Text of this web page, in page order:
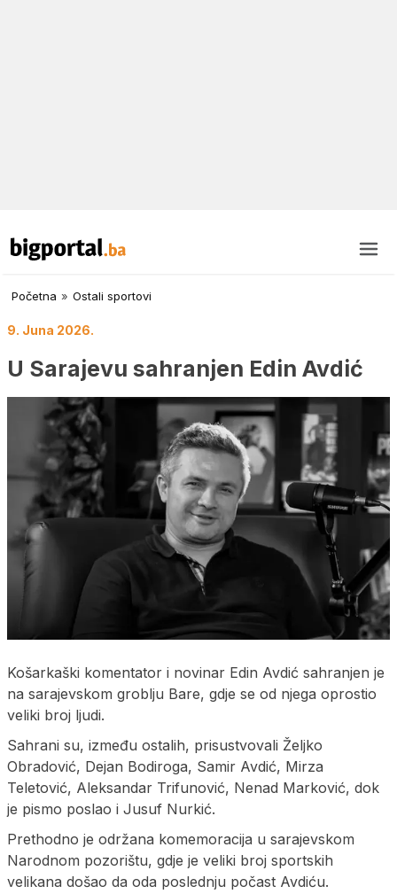
Početna » Ostali sportovi
9. Juna 2026.
U Sarajevu sahranjen Edin Avdić
Košarkaški komentator i novinar Edin Avdić sahranjen je
na sarajevskom groblju Bare, gdje se od njega oprostio
veliki broj ljudi.
Sahrani su, između ostalih, prisustvovali Željko
Obradović, Dejan Bodiroga, Samir Avdić, Mirza
Teletović, Aleksandar Trifunović, Nenad Marković, dok
je pismo poslao i Јusuf Nurkić.
Prethodno je održana komemoracija u sarajevskom
Narodnom pozorištu, gdje je veliki broj sportskih
velikana došao da oda poslednju počast Avdiću.